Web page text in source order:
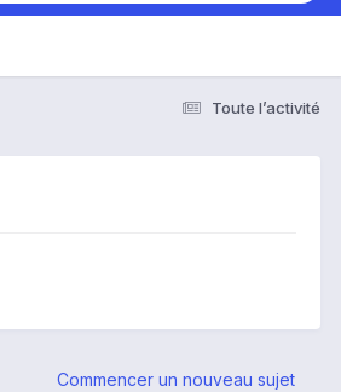
Toute l’activité
Commencer un nouveau sujet